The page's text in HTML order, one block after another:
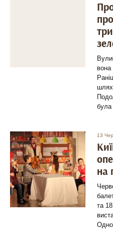
вона
була
13
на
та